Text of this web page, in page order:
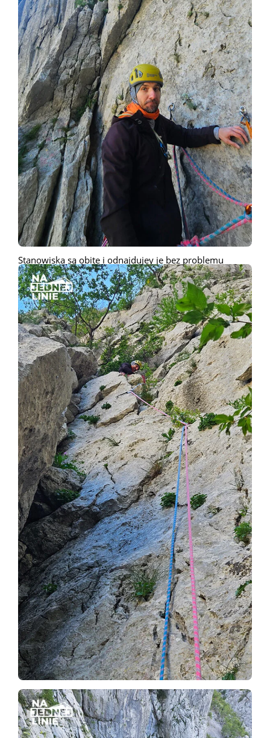
Stanowiska są obite i odnajdujey je bez problemu